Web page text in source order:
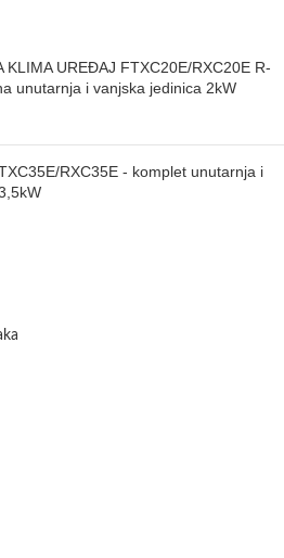
KLIMA UREĐAJ FTXC20E/RXC20E R-
unutarnja i vanjska jedinica 2kW
RXC35E - komplet unutarnja i